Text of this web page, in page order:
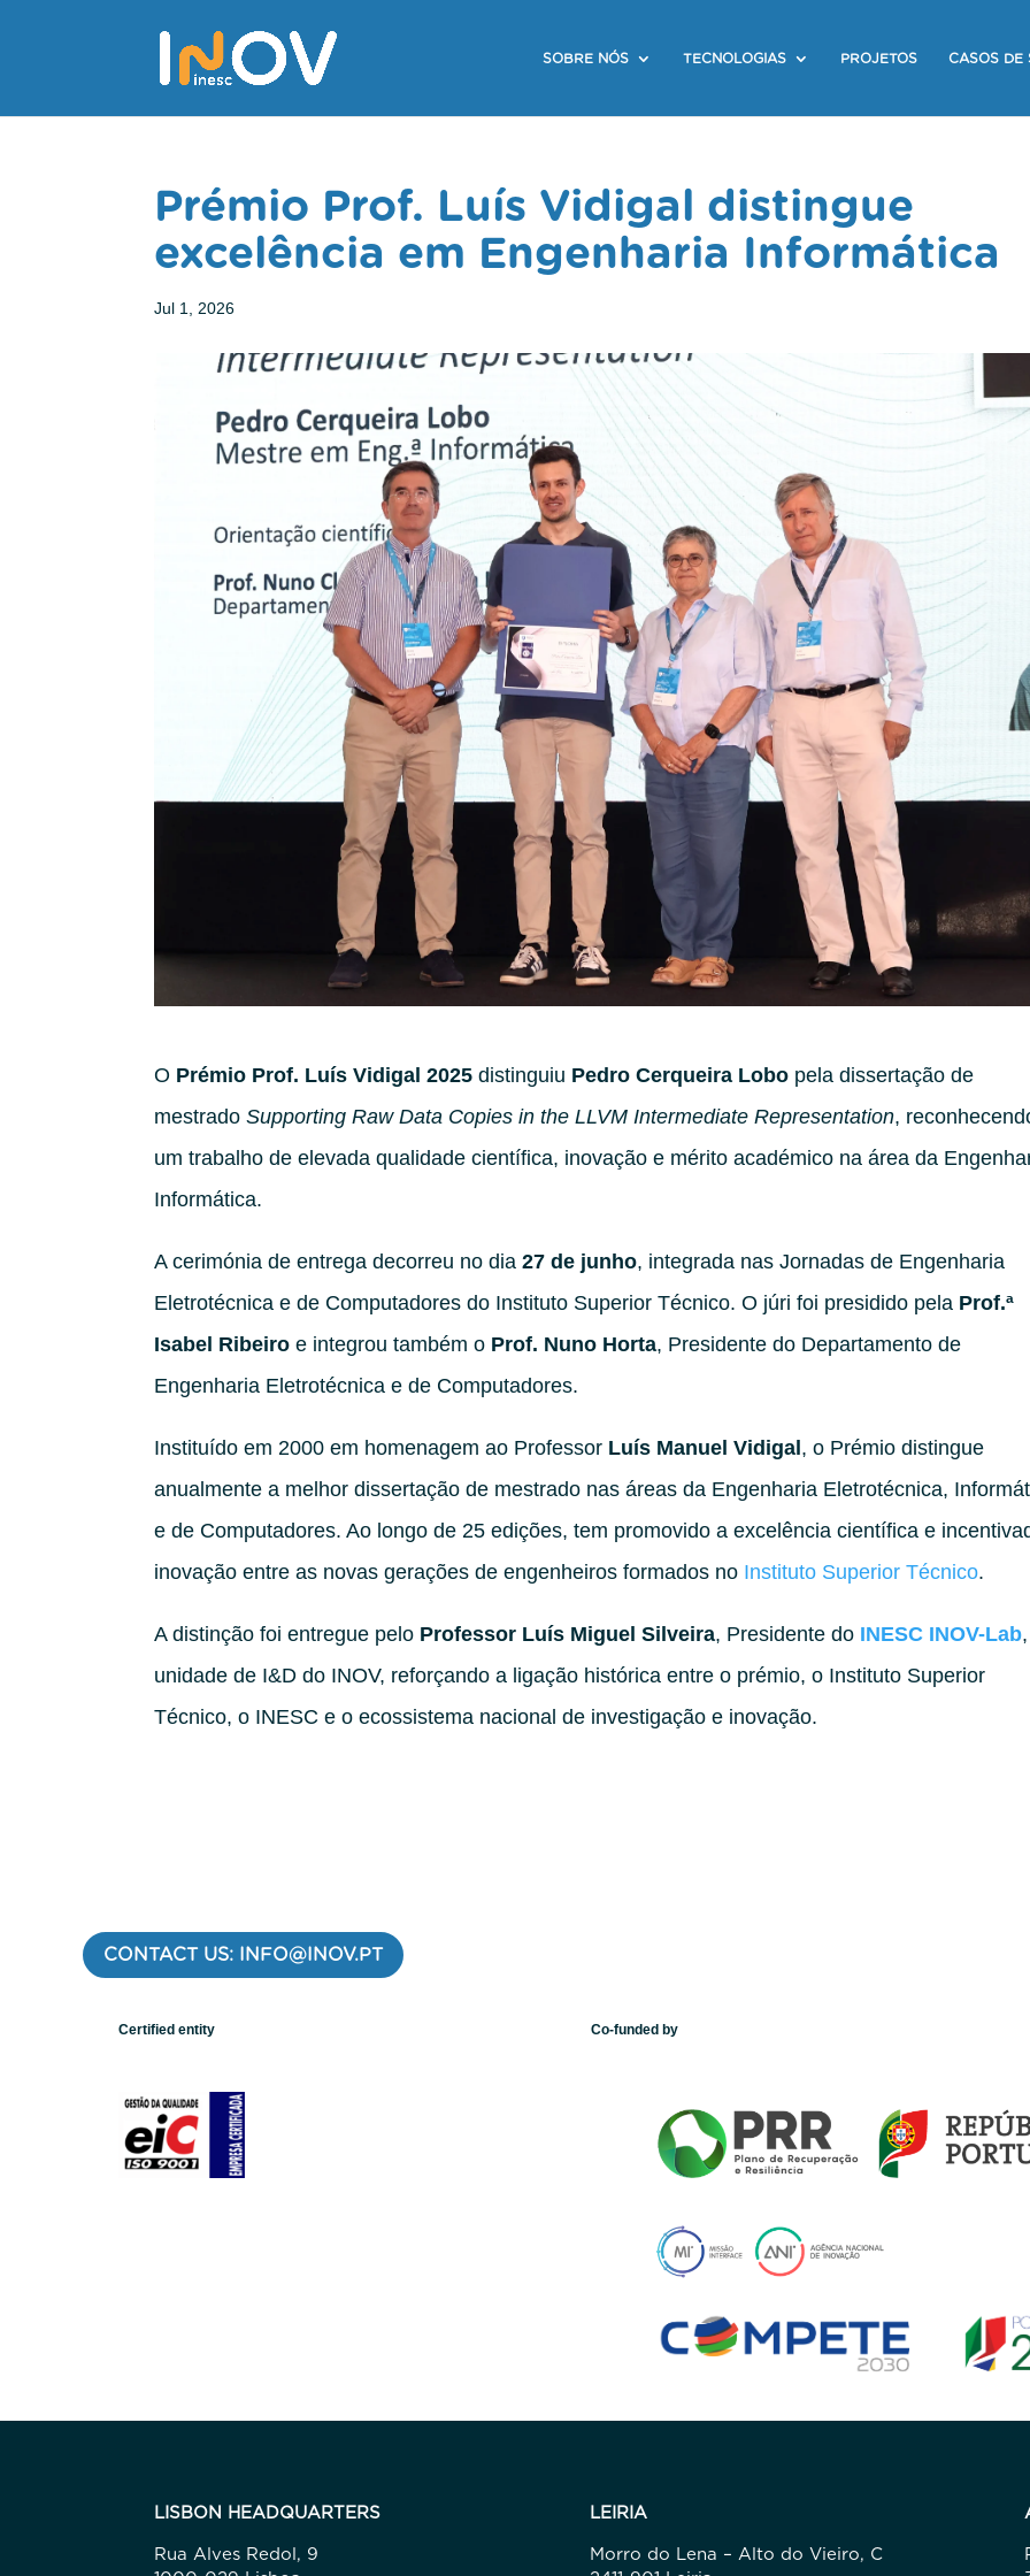
SOBRE NÓS TECNOLOGIAS PROJETOS CASOS DE
Prémio Prof. Luís Vidigal distingue
excelência em Engenharia Informática
Jul 1, 2026
O Prémio Prof. Luís Vidigal 2025 distinguiu Pedro Cerqueira Lobo pela dissertação de
mestradoSupporting Raw Data Copies in the LLVM Intermediate Representation,
um trabalho de elevada qualidade científica, inovação e mérito académico na área da
Informática.
A cerimónia de entrega decorreu no dia27 de junho, integrada nas Jornadas de Engenharia
Eletrotécnica e de Computadores do Instituto Superior Técnico. O júri foi presidido pela Prof.ª
Isabel Ribeiro e integrou também o Prof. Nuno Horta, Presidente do Departamento de
Engenharia Eletrotécnica e de Computadores.
Instituído em 2000 em homenagem ao Professor Luís Manuel Vidigal, o Prémio distingue
anualmente a melhor dissertação de mestrado nas áreas da Engenharia Eletrotécnica,
e de Computadores. Ao longo de 25 edições, tem promovido a excelência científica e
inovação entre as novas gerações de engenheiros formados no Instituto Superior Técnico.
A distinção foi entregue pelo Professor Luís Miguel Silveira, Presidente do INESC INOV-Lab
unidade de I&D do INOV, reforçando a ligação histórica entre o prémio, o Instituto Superior
Técnico, o INESC e o ecossistema nacional de investigação e inovação.
CONTACT US: INFO@INOV.PT
Certified entity Co-funded by
LISBON HEADQUARTERS
Rua Alves Redol, 9
LEIRIA
Morro do Lena – Alto do Vieiro, C